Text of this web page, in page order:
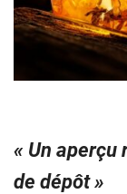
« Un aperçu
de dépôt »